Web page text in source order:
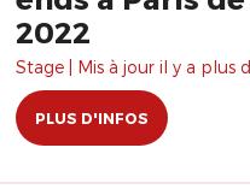
2022
Stage | Mis à jour il y a plus
PLUS D'INFOS